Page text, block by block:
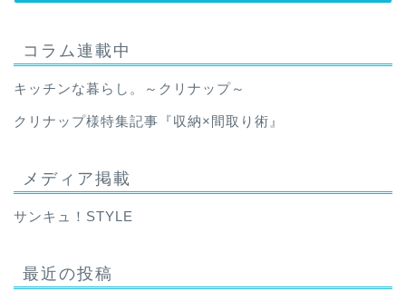
コラム連載中
キッチンな暮らし。～クリナップ～
クリナップ様特集記事『収納×間取り術』
メディア掲載
サンキュ！STYLE
最近の投稿